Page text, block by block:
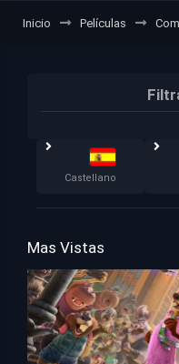
Inicio Películas
Castellano
Mas Vistas